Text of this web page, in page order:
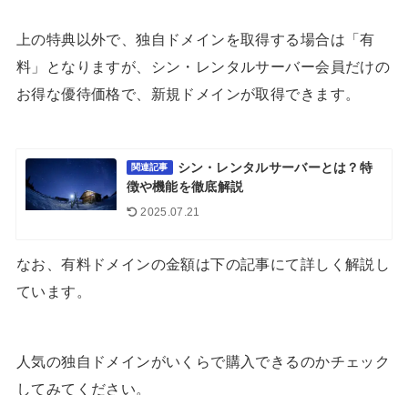
上の特典以外で、独自ドメインを取得する場合は「有
料」となりますが、シン・レンタルサーバー会員だけの
お得な優待価格で、新規ドメインが取得できます。
関連記事
シン・レンタルサーバーとは？特
徴や機能を徹底解説
2025.07.21
なお、有料ドメインの金額は下の記事にて詳しく解説し
ています。
人気の独自ドメインがいくらで購入できるのかチェック
してみてください。